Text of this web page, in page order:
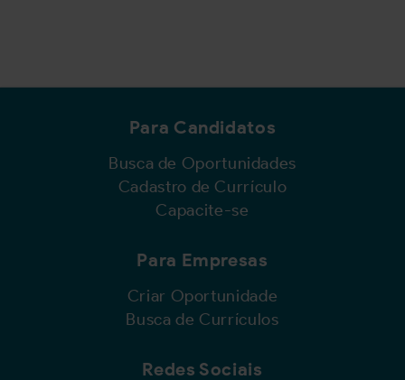
Para Candidatos
Busca de Oportunidades
Cadastro de Currículo
Capacite-se
Para Empresas
Criar Oportunidade
Busca de Currículos
Redes Sociais